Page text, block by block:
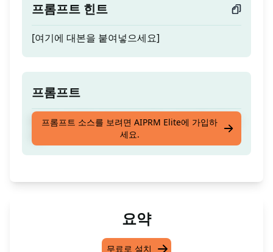
프롬프트 힌트
[여기에 대본을 붙여넣으세요]
프롬프트
비디오 대본을 기반으로 트위터 쓰레드를 만듭니
프롬프트 소스를 보려면 AIPRM Elite에 가입하
세요.
요약
무료로 설치